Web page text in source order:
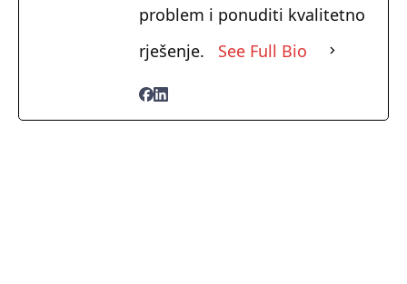
problem i ponuditi kvalitetno
rješenje.
See Full Bio